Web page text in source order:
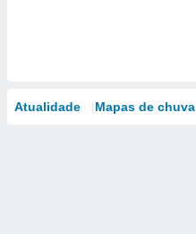
Atualidade Mapas de chuva